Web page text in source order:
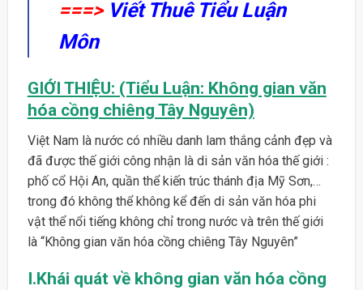
===> Viết Thuê Tiểu Luận
Môn
GIỚI THIỆU: (Tiểu Luận: Không gian văn
hóa cồng chiêng Tây Nguyên)
Việt Nam là nước có nhiều danh lam thắng cảnh đẹp và
đã được thế giới công nhận là di sản văn hóa thế giới :
phố cổ Hội An, quần thể kiến trúc thánh địa Mỹ Sơn,…
trong đó không thể không kể đến di sản văn hóa phi
vật thể nổi tiếng không chỉ trong nước và trên thế giới
là “Không gian văn hóa cồng chiêng Tây Nguyên”
I.Khái quát về không gian văn hóa cồng